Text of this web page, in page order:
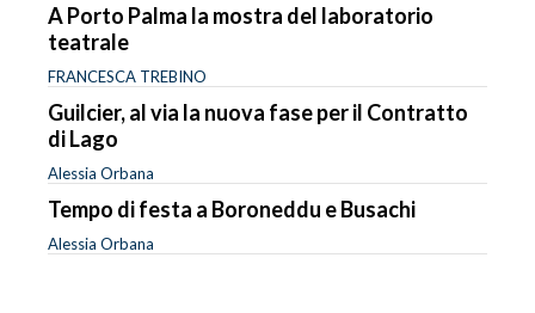
A Porto Palma la mostra del laboratorio
teatrale
FRANCESCA TREBINO
Guilcier, al via la nuova fase per il Contratto
di Lago
Alessia Orbana
Tempo di festa a Boroneddu e Busachi
Alessia Orbana